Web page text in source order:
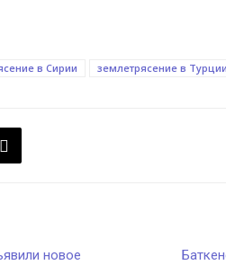
в Сирии землетрясение в Турции
новое